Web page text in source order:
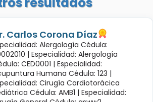
Carlos Corona Díaz
Alergología Cédula:
| Especialidad: Alergología
CED0001 | Especialidad:
Humana Cédula: 123 |
Cirugía Cardiotorácica
Cédula: AMB1 | Especialidad: